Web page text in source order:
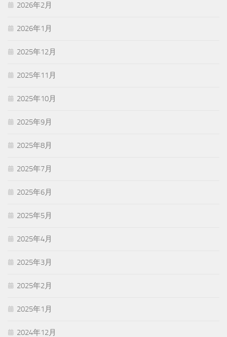
2026年2月
2026年1月
2025年12月
2025年11月
2025年10月
2025年9月
2025年8月
2025年7月
2025年6月
2025年5月
2025年4月
2025年3月
2025年2月
2025年1月
2024年12月